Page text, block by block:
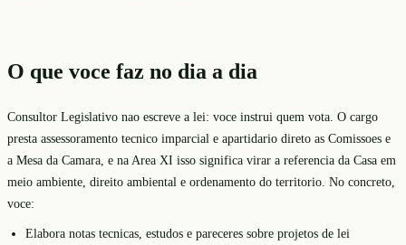
O que voce faz no dia a dia
Consultor Legislativo nao escreve a lei: voce instrui quem vota. O cargo
presta assessoramento tecnico imparcial e apartidario direto as Comissoes e
a Mesa da Camara, e na Area XI isso significa virar a referencia da Casa em
meio ambiente, direito ambiental e ordenamento do territorio. No concreto,
voce:
Elabora notas tecnicas, estudos e pareceres sobre projetos de lei